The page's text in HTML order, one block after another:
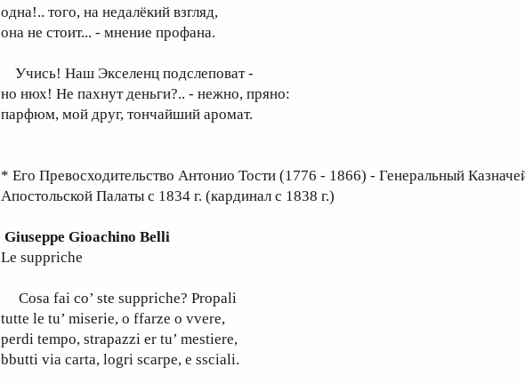
одна!.. того, на недалёкий взгляд,
она не стоит... - мнение профана.
Учись! Наш Экселенц подслеповат -
но нюх! Не пахнут деньги?.. - нежно, пряно:
парфюм, мой друг, тончайший аромат.
* Его Превосходительство Антонио Тости (1776 - 1866) - Генеральный
Апостольской Палаты с 1834 г. (кардинал с 1838 г.)
Giuseppe Gioachino Belli
Le suppriche
Cosa fai co’ ste suppriche? Propali
tutte le tu’ miserie, o ffarze o vvere,
perdi tempo, strapazzi er tu’ mestiere,
bbutti via carta, logri scarpe, e ssciali.